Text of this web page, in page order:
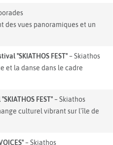
des vues panoramiques et un
"SKIATHOS FEST"– Skiathos
et la danse dans le cadre
FEST"– Skiathos
culturel vibrant sur l'île de
– Skiathos